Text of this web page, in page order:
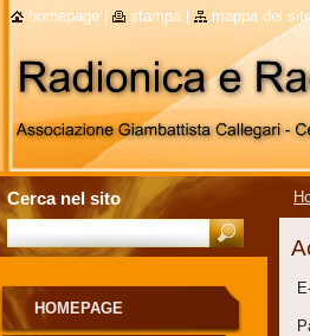
HOMEPAGE
Cerca nel sito
homepage stampa mappa del